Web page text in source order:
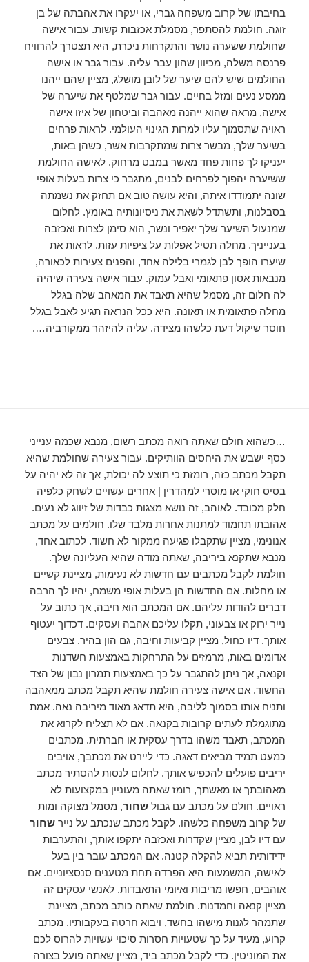
בחיבתו של קרוב משפחה גברי, או יעקרו את אהבתה של בן
זוגה. חולמת להסתפר, מסמלת אכזבות קשות. עבור אישה
שחולמת ששערה נושר והתקרחות ניכרת, היא תצטרך להרוויח
פרנסה משלה, מכיוון שהון עבר עליה. עבור גבר או אישה
החולמים שיש להם שיער של לובן מושלג, מציין שהם ייהנו
ממסע נעים ומזל בחיים. עבור גבר שמלטף את שיערה של
אישה, מראה שהוא ייהנה מאהבה וביטחון של איזו אישה
ראויה שתסמוך עליו למרות הגינוי העולמי. לראות פרחים
בשיער שלך, מבשר צרות שמתקרבות אשר, כשהן באות,
יעניקו לך פחות פחד מאשר במבט מרחוק. לאישה החולמת
ששיערה יהפוך לפרחים לבנים, מתגבר כי צרות בעלות אופי
שונה יתמודדו איתה, והיא עושה טוב אם תחזק את נשמתה
בסבלנות, ותשתדל לשאת את ניסיונותיה באומץ. לחלום
שמנעול השיער שלך יאפיר ונשר, הוא סימן לצרות ואכזבה
בענייניך. מחלה תטיל אפלות על ציפיות עזות. לראות את
שיערו הופך לבן לגמרי בלילה אחד, והפנים צעירות לכאורה,
מנבאות אסון פתאומי ואבל עמוק. עבור אישה צעירה שיהיה
לה חלום זה, מסמל שהיא תאבד את המאהב שלה בגלל
מחלה פתאומית או תאונה. היא ככל הנראה תגיע לאבל בגלל
חוסר שיקול דעת כלשהו מצידה. עליה להיזהר ממקורביה….
…כשהוא חולם שאתה רואה מכתב רשום, מנבא שכמה ענייני
כסף ישבש את היחסים הוותיקים. עבור צעירה שחולמת שהיא
תקבל מכתב כזה, רומזת כי תוצע לה יכולת, אך זה לא יהיה על
בסיס חוקי או מוסרי למהדרין | אחרים עשויים לשחק כלפיה
חלק מכובד. לאוהב, זה נושא מצגות כבדות של זיווג לא נעים.
אהובתו תחמוד למתנות אחרות מלבד שלו. חולמים על מכתב
אנונימי, מציין שתקבלו פגיעה ממקור לא חשוד. לכתוב אחד,
מנבא שתקנא ביריבה, שאתה מודה שהיא העליונה שלך.
חולמת לקבל מכתבים עם חדשות לא נעימות, מציינת קשיים
או מחלות. אם החדשות הן בעלות אופי משמח, יהיו לך הרבה
דברים להודות עליהם. אם המכתב הוא חיבה, אך כתוב על
נייר ירוק או צבעוני, תקלו עליכם אהבה ועסקים. דכדוך יעטוף
אותך. דיו כחול, מציין קביעות וחיבה, גם הון בהיר. צבעים
אדומים באות, מרמזים על התרחקות באמצעות חשדנות
וקנאה, אך ניתן להתגבר על כך באמצעות תמרון נבון של הצד
החשוד. אם אישה צעירה חולמת שהיא תקבל מכתב ממאהבה
ותניח אותו בסמוך לליבה, היא תדאג מאוד מיריבה נאה. אמת
מתוגמלת לעתים קרובות בקנאה. אם לא תצליח לקרוא את
המכתב, תאבד משהו בדרך עסקית או חברתית. מכתבים
כמעט תמיד מביאים דאגה. כדי ליירט את מכתבך, אויבים
יריבים פועלים להכפיש אותך. לחלום לנסות להסתיר מכתב
מאהובתך או מאשתך, רומז שאתה מעוניין במקצועות לא
ראויים. חולם על מכתב עם גבולשחור, מסמל מצוקה ומות
של קרוב משפחה כלשהו. לקבל מכתב שנכתב על ניירשחור
עם דיו לבן, מציין שקדרות ואכזבה יתקפו אותך, והתערבות
ידידותית תביא להקלה קטנה. אם המכתב עובר בין בעל
לאישה, המשמעות היא הפרדה תחת מטענים סנסציוניים. אם
אוהבים, חפשו מריבות ואיומי התאבדות. לאנשי עסקים זה
מציין קנאה וחמדנות. חולמת שאתה כותב מכתב, מציינת
שתמהר לגנות מישהו בחשד, ויבוא חרטה בעקבותיו. מכתב
קרוע, מעיד על כך שטעויות חסרות סיכוי עשויות להרוס לכם
את המוניטין. כדי לקבל מכתב ביד, מציין שאתה פועל בצורה